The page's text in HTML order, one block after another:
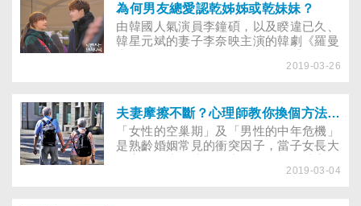
常態，處心積慮的表演，並迫使用戶將修
飾過後的自己與他人比較。俗話說：「人
比人，氣死人」，究竟該如何避免社群媒
體帶來的比較心態？
為何男友總愛認乾姊姊或乾妹妹？
由韓國人氣演員李鐘碩，以及睽違已久、
韓星元斌的妻子李奈映主演的韓劇《羅曼
戀」劇情，但在Netflix開播之後就佳評如
友情也逐漸昇華為愛情，讓不少正為情所
苦的觀眾看了心有戚戚焉。假如另一半身
邊不幸也有一位、甚至多個乾哥乾姊或乾
弟乾妹，相信不論是誰都會很苦惱。對於
情人總是以「我跟他（她）就像家人，不
2019-03-26
夫妻摩擦不斷？心理師教你換個方法溝通
「女性的空巢期」及「男性的中年危機」
是熟齡婚姻常見的衝突因子，當子女長大
陷入婚姻危機。假如夫妻因興趣不同、時
2019-03-04